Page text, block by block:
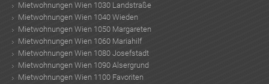
Mietwohnungen Wien 1030 Landstraße
Mietwohnungen Wien 1040 Wieden
Mietwohnungen Wien 1050 Margareten
Mietwohnungen Wien 1060 Mariahilf
Mietwohnungen Wien 1080 Josefstadt
Mietwohnungen Wien 1090 Alsergrund
Mietwohnungen Wien 1100 Favoriten